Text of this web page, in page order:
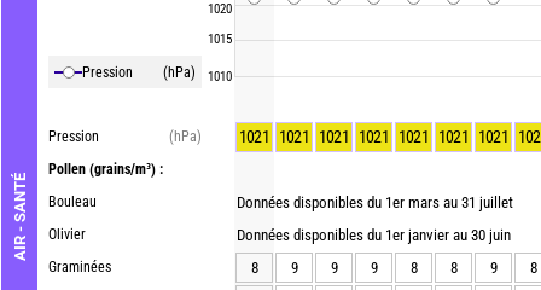
AIR - SANTÉ
Pression (hPa)
Pression
(hPa)
Pollen (grains/m³) :
Bouleau
Olivier
Graminées
1020
1015
1010
1021 1021 1021 1021 1021 1021 1021
Données disponibles du 1er mars au 31 juillet
Données disponibles du 1er janvier au 30 juin
8
9 9 9 8 8 9
8